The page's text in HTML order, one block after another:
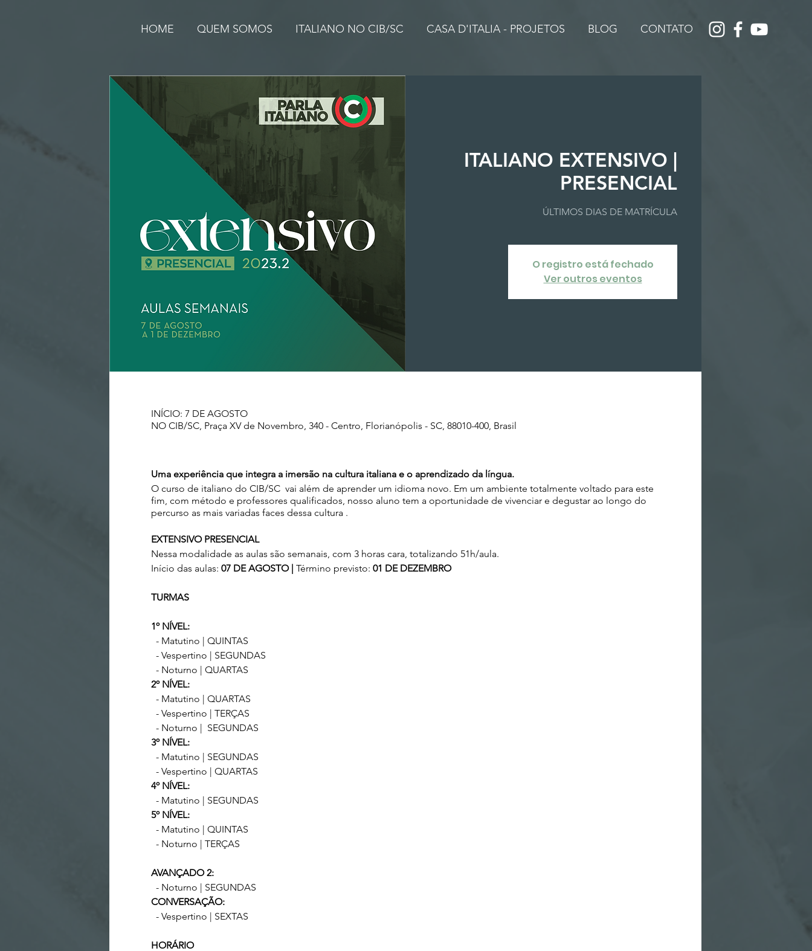
HOME QUEM SOMOS ITALIANO NO CIB/SC CASA D'ITALIA - PROJETOS BLOG CONTATO
ITALIANO EXTENSIVO |
PRESENCIAL
ÚLTIMOS DIAS DE MATRÍCULA
O registro está fechado
Ver outros eventos
INÍCIO: 7 DE AGOSTO
NO CIB/SC, Praça XV de Novembro, 340 - Centro, Florianópolis - SC, 88010-400, Brasil
Uma experiência que integra a imersão na cultura italiana e o aprendizado da língua.
O curso de italiano do CIB/SC vai além de aprender um idioma novo. Em um ambiente totalmente voltado para este
fim, com método e professores qualificados, nosso aluno tem a oportunidade de vivenciar e degustar ao longo do
percurso as mais variadas faces dessa cultura .
EXTENSIVO PRESENCIAL
Nessa modalidade as aulas são semanais, com 3 horas cara, totalizando 51h/aula.
Início das aulas: 07 DE AGOSTO | Término previsto: 01 DE DEZEMBRO
TURMAS
1º NÍVEL:
- Matutino | QUINTAS
- Vespertino | SEGUNDAS
- Noturno | QUARTAS
2º NÍVEL:
- Matutino | QUARTAS
- Vespertino | TERÇAS
- Noturno | SEGUNDAS
3º NÍVEL:
- Matutino | SEGUNDAS
- Vespertino | QUARTAS
4º NÍVEL:
- Matutino | SEGUNDAS
5º NÍVEL:
- Matutino | QUINTAS
- Noturno | TERÇAS
AVANÇADO 2:
- Noturno | SEGUNDAS
CONVERSAÇÃO:
- Vespertino | SEXTAS
HORÁRIO